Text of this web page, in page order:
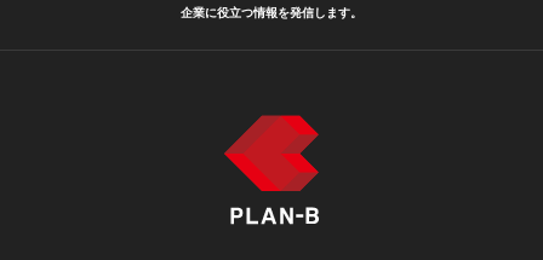
企業に役立つ情報を発信します。